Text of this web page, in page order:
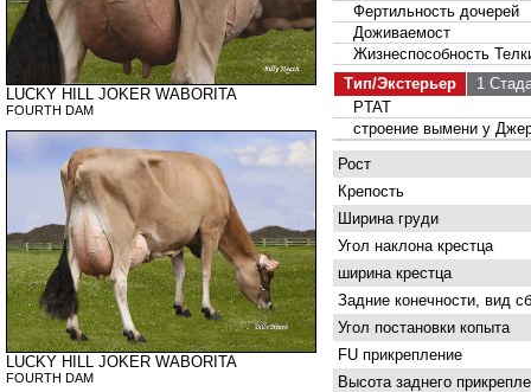
LUCKY HILL JOKER WABORITA
FOURTH DAM
LUCKY HILL JOKER WABORITA
FOURTH DAM
Фертильность дочерей
Доживаемост
Жизнеспособность
Тип/Экстерьер
1
PTAT
строение вымени у
Рост
Крепость
Ширина груди
Угол наклона крестца
ширина крестца
Задние конечности, вид
Угол постановки копыта
FU прикрепление
Высота заднего